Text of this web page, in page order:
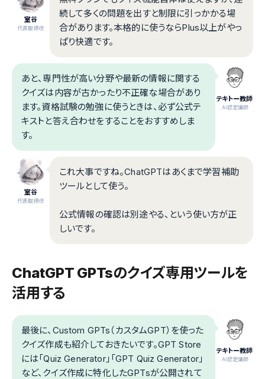
室谷
代表取締役
続して多くの問題を出すと制限に引っかかる場
合があります。本格的に使うならPlus以上がやっ
ぱり快適です。
テキトー教師
.AI認定講師
あと、専門性が高い分野や最新の情報に関する
クイズは内容が古かったり不正確な場合があり
ます。資格試験の勉強に使うときは、必ず公式テ
キストと答え合わせをすることをおすすめしま
す。
室谷
代表取締役
これ大事ですね。ChatGPTはあくまで学習補助
ツールとして使う。
公式情報の確認は別途やる、という使い方が正
しいです。
ChatGPT GPTsのクイズ専用ツールを
活用する
テキトー教師
.AI認定講師
最後に、Custom GPTs（カスタムGPT）を使った
クイズ作成も紹介しておきたいです。GPT Store
には「Quiz Generator」「GPT Quiz Generator」
など、クイズ作成に特化したGPTsが公開されて